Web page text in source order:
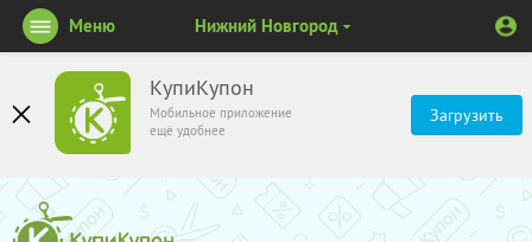
КупиКупон
Мобильное приложение
ещё удобнее
Загрузить
Меню Нижний Новгород